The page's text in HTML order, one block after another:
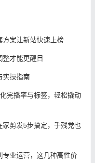
方案让新站快速上榜
才能更醒目
实操指南
完播率与标签，轻松撬动
剪发5步搞定，手残党也
业运营，这几种高性价